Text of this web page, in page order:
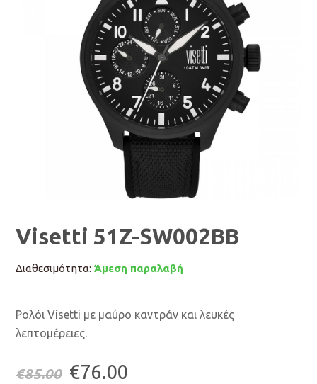
Visetti 51Z-SW002BB
Διαθεσιμότητα: Άμεση παραλαβή
Ρολόι Visetti με μαύρο καντράν και λευκές
λεπτομέρειες.
€85.00 Original
€76.00